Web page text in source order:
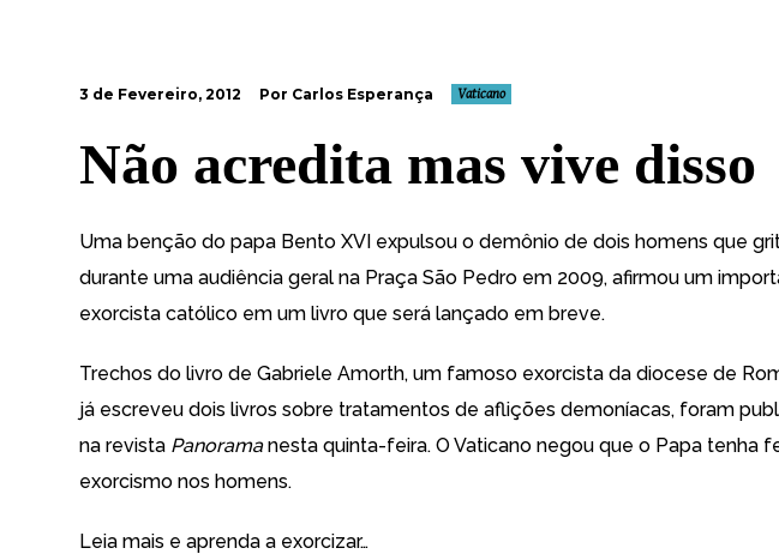
3 de Fevereiro, 2012 Por Carlos Esperança Vaticano
Não acredita mas vive disso
Uma benção do papa Bento XVI expulsou o demônio de dois homens que
durante uma audiência geral na Praça São Pedro em 2009, afirmou um
exorcista católico em um livro que será lançado em breve.
Trechos do livro de Gabriele Amorth, um famoso exorcista da diocese de
já escreveu dois livros sobre tratamentos de aflições demoníacas, foram
na revista Panoramanesta quinta-feira. O Vaticano negou que o Papa tenha
exorcismo nos homens.
Leia mais e aprenda a exorcizar…